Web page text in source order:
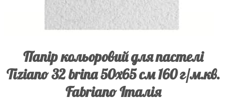
Папір кольоровий для пастелі
Tiziano 32 brina 50х65 см 160 г/м.кв.
Fabriano Італія